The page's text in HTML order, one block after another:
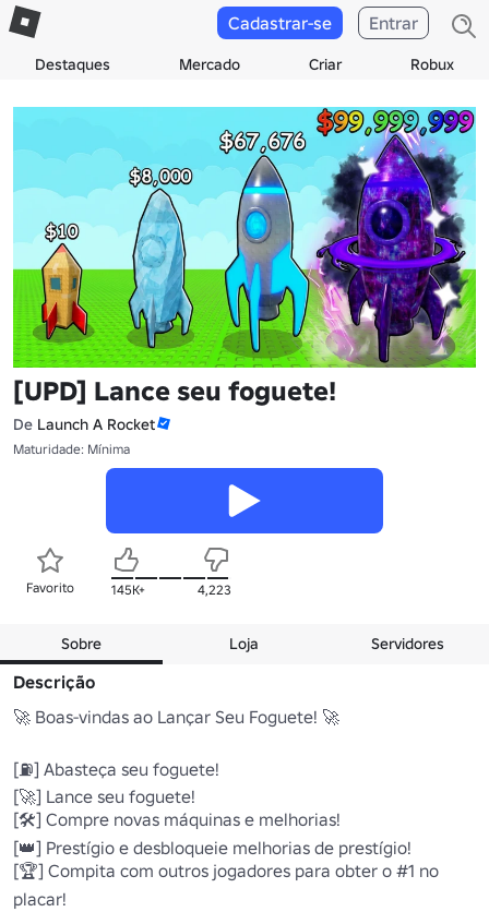
Destaques Mercado Criar Robux
Cadastrar-se Entrar
[UPD] Lance seu foguete!
De Launch A Rocket
Maturidade: Mínima
Favorito 145K+ 4,223
Sobre Loja Servidores
Descrição
🚀 Boas-vindas ao Lançar Seu Foguete! 🚀
[⛽] Abasteça seu foguete!
[🚀] Lance seu foguete!
[🛠️] Compre novas máquinas e melhorias!
[👑] Prestígio e desbloqueie melhorias de prestígio!
[🏆] Compita com outros jogadores para obter o #1 no
placar!